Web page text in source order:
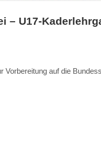
– U17-
Vorbereitung auf die